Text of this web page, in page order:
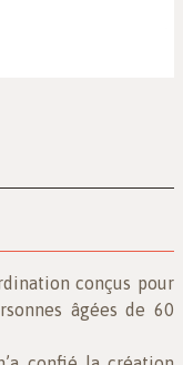
conçus pour
âgées de 60